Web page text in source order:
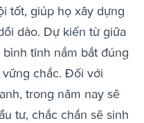
tốt, giúp họ xây dựng
dào. Dự kiến từ giữa
tĩnh nắm bắt đúng
chắc. Đối với
trong năm nay sẽ
tư, chắc chắn sẽ sinh